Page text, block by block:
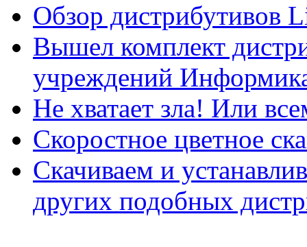
Обзор дистрибутивов
Вышел комплект
учреждений
Не хватает зла! Или
Скоростное цветное
Скачиваем и
других подобных